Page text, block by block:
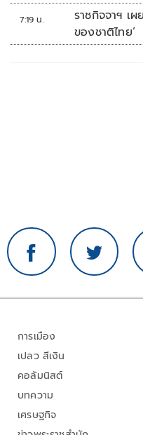
7:19 น.
ราชกิจจาฯ เ
ของชาติไทย’
การเมือง
เปลว สีเงิน
คอลัมนิสต์
บทความ
เศรษฐกิจ